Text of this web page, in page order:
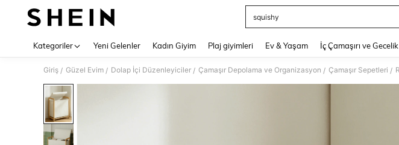
squishy
Kategoriler Yeni Gelenler Kadın Giyim Plaj giyimleri Ev & Yaşam İç Çamaşırı ve Gecelik
Giriş / Güzel Evim / Dolap İçi Düzenleyiciler / Çamaşır Depolama ve Organizasyon / Çamaşır Sepetleri /